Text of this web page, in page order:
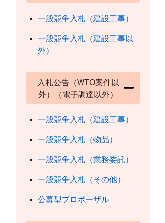
一般競争入札（建設工事）
一般競争入札（建設工事以
外）
入札公告（WTO案件以
外）（電子調達以外）
一般競争入札（建設工事）
一般競争入札（物品）
一般競争入札（業務委託）
一般競争入札（その他）
公募型プロポーザル